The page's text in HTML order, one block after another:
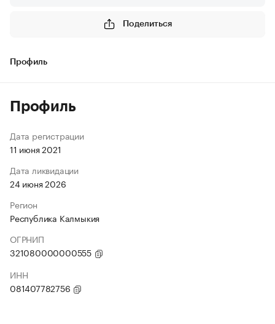
Поделиться
Профиль
Профиль
Дата регистрации
11 июня 2021
Дата ликвидации
24 июня 2026
Регион
Республика Калмыкия
ОГРНИП
321080000000555
ИНН
081407782756